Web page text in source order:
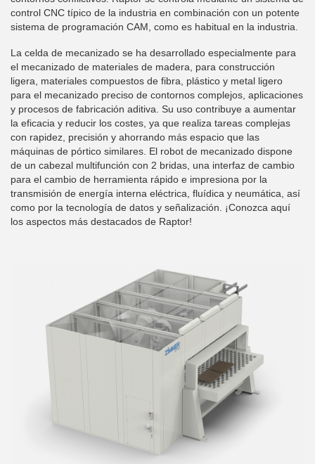
control CNC típico de la industria en combinación con un potente
sistema de programación CAM, como es habitual en la industria.
La celda de mecanizado se ha desarrollado especialmente para
el mecanizado de materiales de madera, para construcción
ligera, materiales compuestos de fibra, plástico y metal ligero
para el mecanizado preciso de contornos complejos, aplicaciones
y procesos de fabricación aditiva. Su uso contribuye a aumentar
la eficacia y reducir los costes, ya que realiza tareas complejas
con rapidez, precisión y ahorrando más espacio que las
máquinas de pórtico similares. El robot de mecanizado dispone
de un cabezal multifunción con 2 bridas, una interfaz de cambio
para el cambio de herramienta rápido e impresiona por la
transmisión de energía interna eléctrica, fluídica y neumática, así
como por la tecnología de datos y señalización. ¡Conozca aquí
los aspectos más destacados de Raptor!